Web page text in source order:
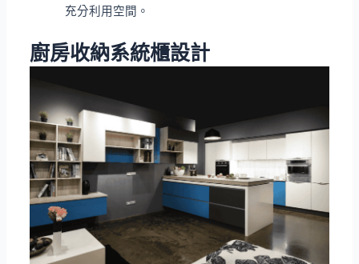
充分利用空間。
廚房收納系統櫃設計